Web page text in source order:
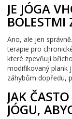
JE JÓGA
BOLESTMI
Ano, ale jen
terapie pro
které zpevňují
modifikovaný plank
záhybům dopředu,
JAK
JÓGU,